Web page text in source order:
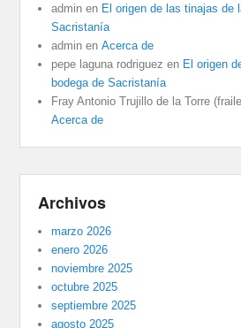
admin en El origen de las tinajas de
Sacristanía
admin enAcerca de
pepe laguna rodriguez en El origen
bodega de Sacristanía
Fray Antonio Trujillo de la Torre
Acerca de
Archivos
marzo 2026
enero 2026
noviembre 2025
octubre 2025
septiembre 2025
agosto 2025